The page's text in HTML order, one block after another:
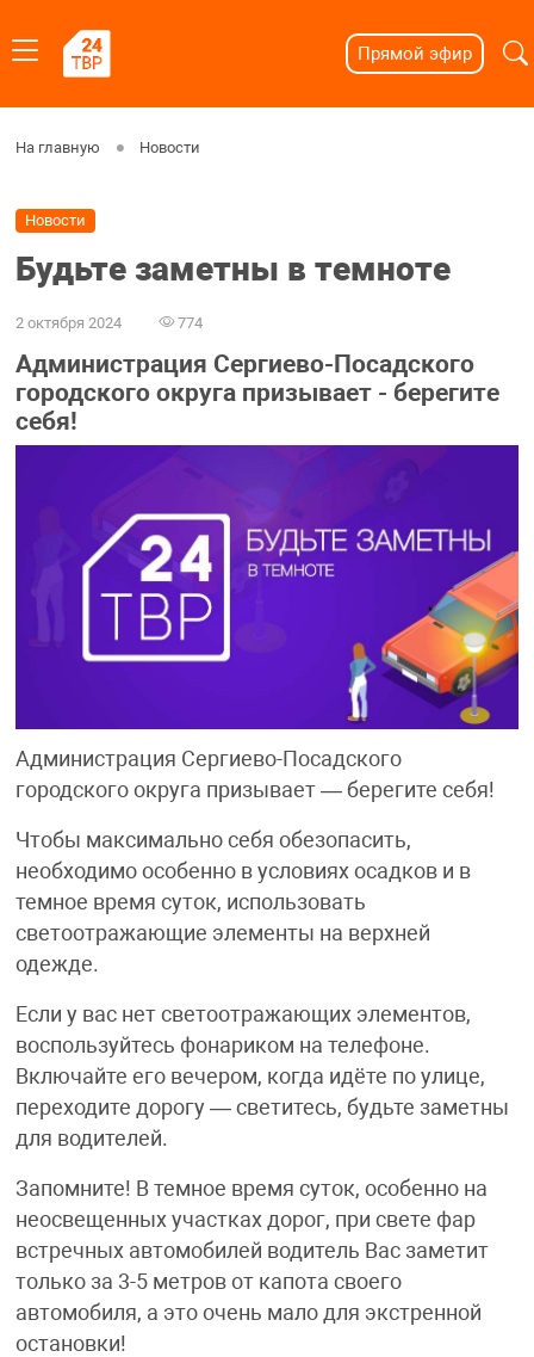
Прямой эфир
На главную Новости
Новости
Будьте заметны в темноте
2 октября 2024 774
Администрация Сергиево-Посадского
городского округа призывает - берегите
себя!
Администрация Сергиево-Посадского
городского округа призывает — берегите себя!
Чтобы максимально себя обезопасить,
необходимо особенно в условиях осадков и в
темное время суток, использовать
светоотражающие элементы на верхней
одежде.
Если у вас нет светоотражающих элементов,
воспользуйтесь фонариком на телефоне.
Включайте его вечером, когда идёте по улице,
переходите дорогу — светитесь, будьте заметны
для водителей.
Запомните! В темное время суток, особенно на
неосвещенных участках дорог, при свете фар
встречных автомобилей водитель Вас заметит
только за 3-5 метров от капота своего
автомобиля, а это очень мало для экстренной
остановки!